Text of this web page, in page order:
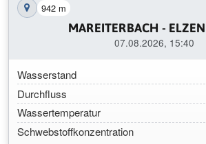
Station auf der Karte anzeigen
942 m
MAREITERBACH -
07.08.2026, 15:40
Wasserstand
Durchfluss
Wassertemperatur
Schwebstoffkonzentration